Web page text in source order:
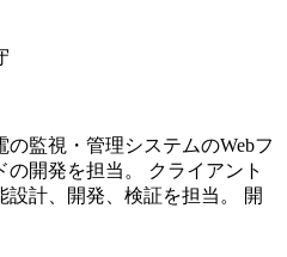
監視・管理システムのWebフ
開発を担当。 クライアント
計、開発、検証を担当。 開